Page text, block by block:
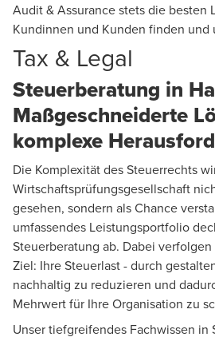
Audit & Assurance stets die besten
Kundinnen und Kunden finden und
Tax & Legal
Steuerberatung in
Maßgeschneiderte
komplexe
Die Komplexität des Steuerrechts
Wirtschaftsprüfungsgesellschaft
gesehen, sondern als Chance
umfassendes Leistungsportfolio
Steuerberatung ab. Dabei
Ziel: Ihre Steuerlast - durch
nachhaltig zu reduzieren und
Mehrwert für Ihre Organisation zu
Unser tiefgreifendes Fachwissen